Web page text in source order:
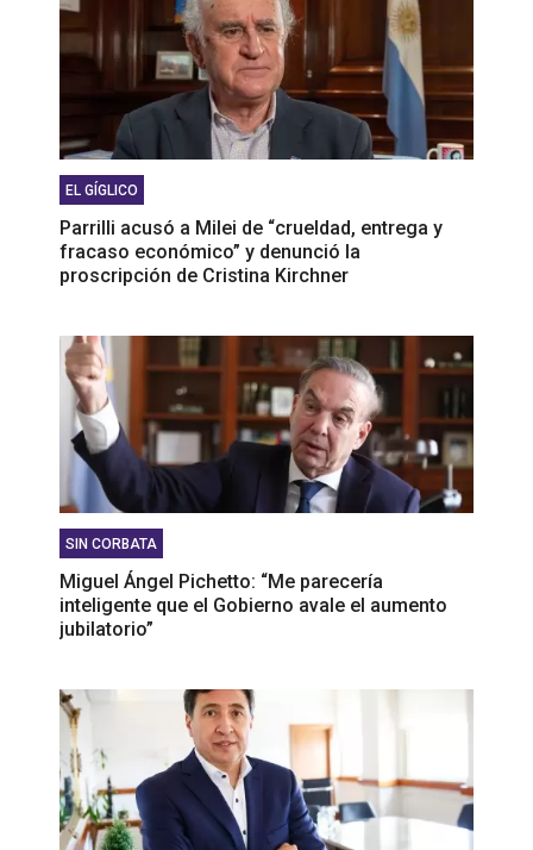
al presente de Bareiro
EL GÍGLICO
Parrilli acusó a Milei de “crueldad, entrega y
fracaso económico” y denunció la
proscripción de Cristina Kirchner
SIN CORBATA
Miguel Ángel Pichetto: “Me parecería
inteligente que el Gobierno avale el aumento
jubilatorio”